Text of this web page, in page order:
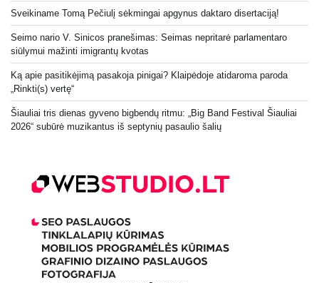
Sveikiname Tomą Pečiulį sėkmingai apgynus daktaro disertaciją!
Seimo nario V. Sinicos pranešimas: Seimas nepritarė parlamentaro
siūlymui mažinti imigrantų kvotas
Ką apie pasitikėjimą pasakoja pinigai? Klaipėdoje atidaroma paroda
„Rinkti(s) vertę“
Šiauliai tris dienas gyveno bigbendų ritmu: „Big Band Festival Šiauliai
2026“ subūrė muzikantus iš septynių pasaulio šalių